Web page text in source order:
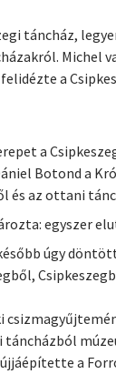
táncház,
Michel
a
a
Botond a
és az ottani
egyszer
úgy
táncházból
a